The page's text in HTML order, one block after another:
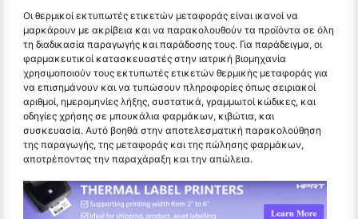
Οι θερμικοί εκτυπωτές ετικετών μεταφοράς είναι ικανοί να
μαρκάρουν με ακρίβεια και να παρακολουθούν τα προϊόντα σε όλη
τη διαδικασία παραγωγής και παράδοσης τους. Για παράδειγμα, οι
φαρμακευτικοί κατασκευαστές στην ιατρική βιομηχανία
χρησιμοποιούν τους εκτυπωτές ετικετών θερμικής μεταφοράς για
να επισημάνουν και να τυπώσουν πληροφορίες όπως σειριακοί
αριθμοί, ημερομηνίες λήξης, συστατικά, γραμμωτοί κώδικες, και
οδηγίες χρήσης σε μπουκάλια φαρμάκων, κιβώτια, και
συσκευασία. Αυτό βοηθά στην αποτελεσματική παρακολούθηση
της παραγωγής, της μεταφοράς και της πώλησης φαρμάκων,
αποτρέποντας την παραχάραξη και την απώλεια.